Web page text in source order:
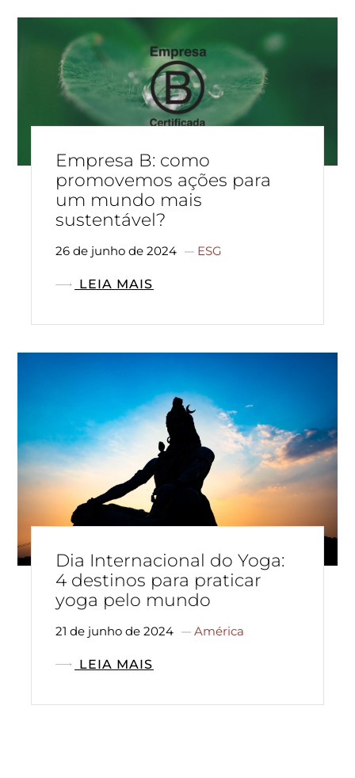
Empresa B: como
promovemos ações para
um mundo mais
sustentável?
26 de junho de 2024 ESG
LEIA MAIS
Dia Internacional do Yoga:
4 destinos para praticar
yoga pelo mundo
21 de junho de 2024 América
LEIA MAIS